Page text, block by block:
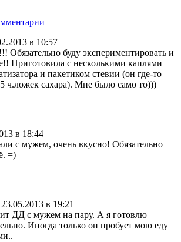
в 10:57
Обязательно буду экспериментировать и
Приготовила с несколькими каплями
и пакетиком стевии (он где-то
ч.ложек сахара). Мне было само то)))
в 18:44
с мужем, очень вкусно! Обязательно
=)
23.05.2013 в 19:21
ДД с мужем на пару. А я готовлю
Иногда только он пробует мою еду